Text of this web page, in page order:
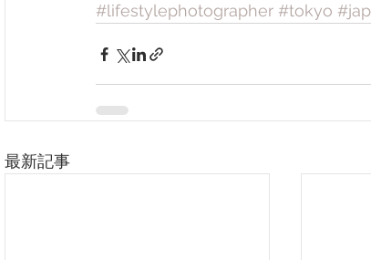
#lifestylephotographer #tokyo
最新記事